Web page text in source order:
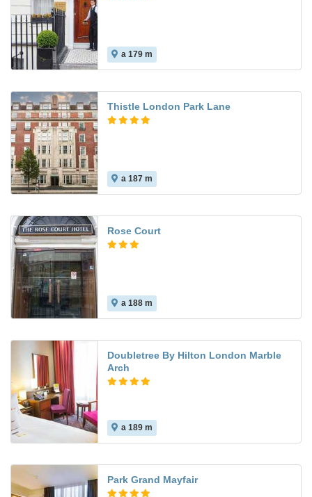
a 179 m
Thistle London Park Lane
a 187 m
Rose Court
a 188 m
Doubletree By Hilton London Marble
Arch
a 189 m
Park Grand Mayfair